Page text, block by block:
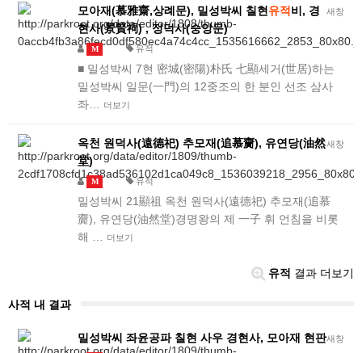
새창
모아재(慕雅齋,상례문), 밀성박씨 칠현 유적 비, 경
현사(景賢祠) , 정덕사(숭앙문)
M 유적
■ 밀성박씨 7현 密城(密陽)朴氏 七顯세거(世居)하는
밀성박씨 일문(一門)의 12중조의 한 분인 선조 삼사
좌…
더보기
새창
옥천 원덕사(遠德祀) 추모재(追慕齎), 유연당(油然
堂)
M 유적
밀성박씨 21顯祖 옥천 원덕사(遠德祀) 추모재(追慕
齎), 유연당(油然堂)경명왕의 제 一子 휘 언침을 비롯
해 …
더보기
유적 결과 더보기
사적 내 결과
새창
밀성박씨 좌윤공파 칠현 사우 경현사, 모아재 현판